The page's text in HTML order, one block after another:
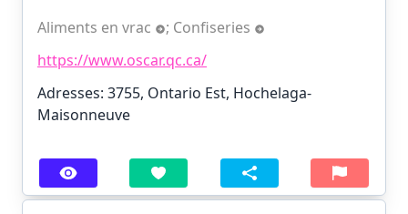
Aliments en vrac ; Confiseries
https://www.oscar.qc.ca/
Adresses: 3755, Ontario Est, Hochelaga-
Maisonneuve